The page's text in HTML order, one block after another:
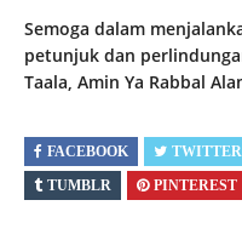
Semoga dalam
petunjuk dan
Taala, Amin Ya Rabbal
FACEBOOK TWITTER
TUMBLR
PINTEREST